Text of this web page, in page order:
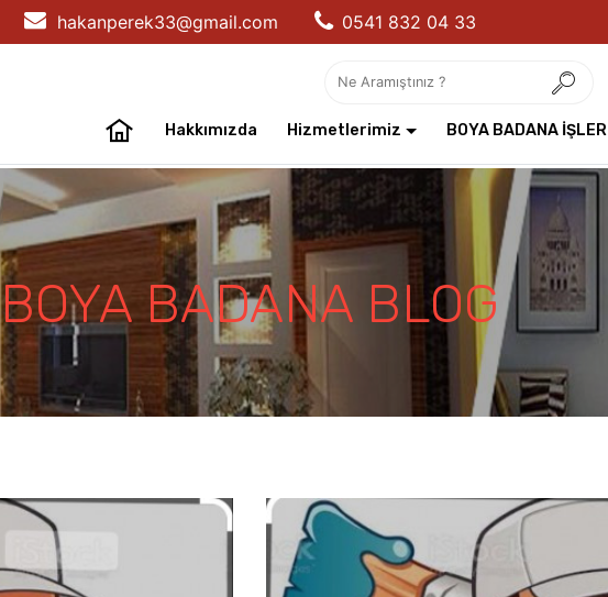
Hakkımızda Hizmetlerimiz BOYA BADANA İŞLER
hakanperek33@gmail.com 0541 832 04 33
BOYA BADANA BLOG